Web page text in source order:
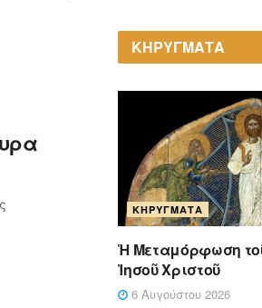
ΚΗΡΥΓΜΑΤΑ
ΚΗΡΎΓΜΑΤΑ
Ἡ Μεταμόρφωση
Ἰησοῦ Χριστοῦ
6 Αυγούστου 2026